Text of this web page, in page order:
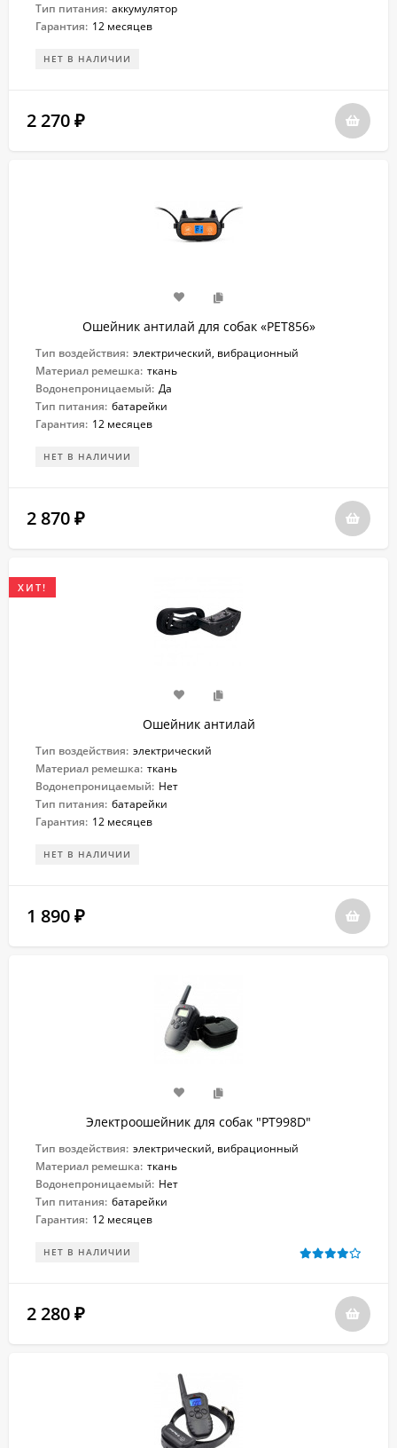
Тип питания: аккумулятор
Гарантия: 12 месяцев
НЕТ В НАЛИЧИИ
2 270 ₽
Ошейник антилай для собак «PET856»
Тип воздействия: электрический, вибрационный
Материал ремешка: ткань
Водонепроницаемый: Да
Тип питания: батарейки
Гарантия: 12 месяцев
НЕТ В НАЛИЧИИ
2 870 ₽
ХИТ!
Ошейник антилай
Тип воздействия: электрический
Материал ремешка: ткань
Водонепроницаемый: Нет
Тип питания: батарейки
Гарантия: 12 месяцев
НЕТ В НАЛИЧИИ
1 890 ₽
Электроошейник для собак "PT998D"
Тип воздействия: электрический, вибрационный
Материал ремешка: ткань
Водонепроницаемый: Нет
Тип питания: батарейки
Гарантия: 12 месяцев
НЕТ В НАЛИЧИИ
2 280 ₽